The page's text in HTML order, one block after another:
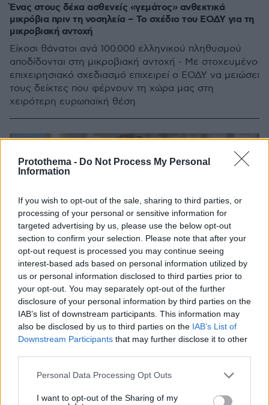
Protothema - Do Not Process My Personal
Information
If you wish to opt-out of the sale, sharing to third parties, or
processing of your personal or sensitive information for
targeted advertising by us, please use the below opt-out
section to confirm your selection. Please note that after your
opt-out request is processed you may continue seeing
interest-based ads based on personal information utilized by
us or personal information disclosed to third parties prior to
your opt-out. You may separately opt-out of the further
disclosure of your personal information by third parties on the
IAB’s list of downstream participants. This information may
also be disclosed by us to third parties on the IAB’s List of
Downstream Participants that may further disclose it to other
Please note that this website/app uses one or more Google
not limited to your visit or usage behaviour. You may click to
Personal Data Processing Opt Outs
I want to opt-out of the Sharing of my
Ένας στους δέκα ασθενείς «γεμάτος» ανθεκτικά
μικρόβια πριν τη νοσηλεία – Το σχέδιο του ΕΟΔΥ για τη
μικροβιακή αντοχή
Είκοσι θάνατοι ανά 100.000 ελληνικού πληθυσμού
αποδίδονται στη μικροβιακή αντοχή - Με στοχευμένο
επιχειρησιακό σχεδιασμό επιχειρεί ο ΕΟΔΥ να μειώσει
τους δείκτες που φέρνουν τη χώρα μας στη
χειρότερη ευρωπαϊκή θέση
14.11.2024, 08:33